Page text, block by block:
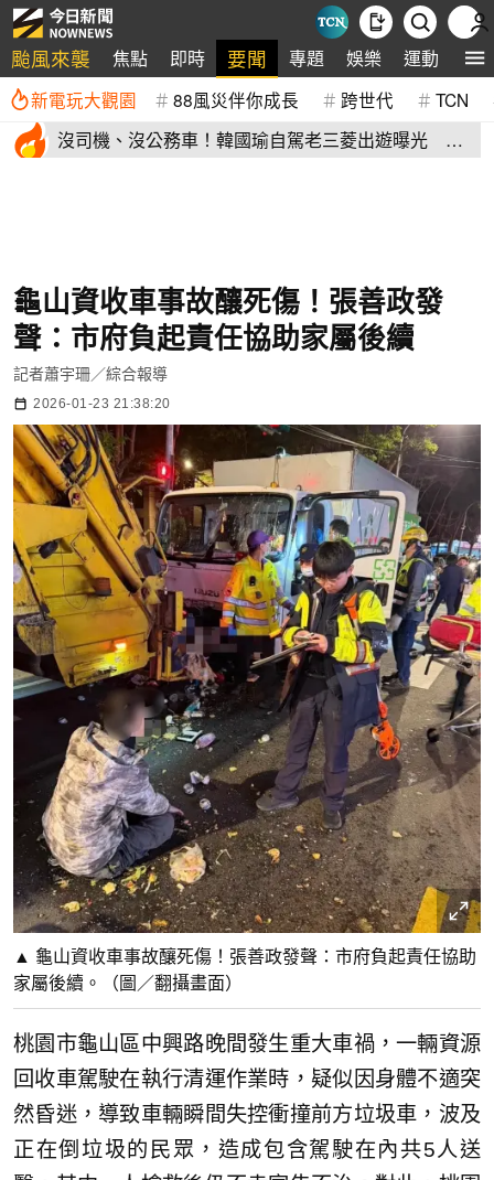
颱風來襲 焦點 即時 要聞 專題 娛樂 運動 全
新電玩大觀園 88風災伴你成長 跨世代 TCN
沒司機、沒公務車！韓國瑜自駕老三菱出遊曝光 私
龜山資收車事故釀死傷！張善政發
聲：市府負起責任協助家屬後續
記者蕭宇珊／綜合報導
2026-01-23 21:38:20
▲ 龜山資收車事故釀死傷！張善政發聲：市府負起責任協助
家屬後續。（圖／翻攝畫面）
桃園市龜山區中興路晚間發生重大車禍，一輛資源
回收車駕駛在執行清運作業時，疑似因身體不適突
然昏迷，導致車輛瞬間失控衝撞前方垃圾車，波及
正在倒垃圾的民眾，造成包含駕駛在內共5人送